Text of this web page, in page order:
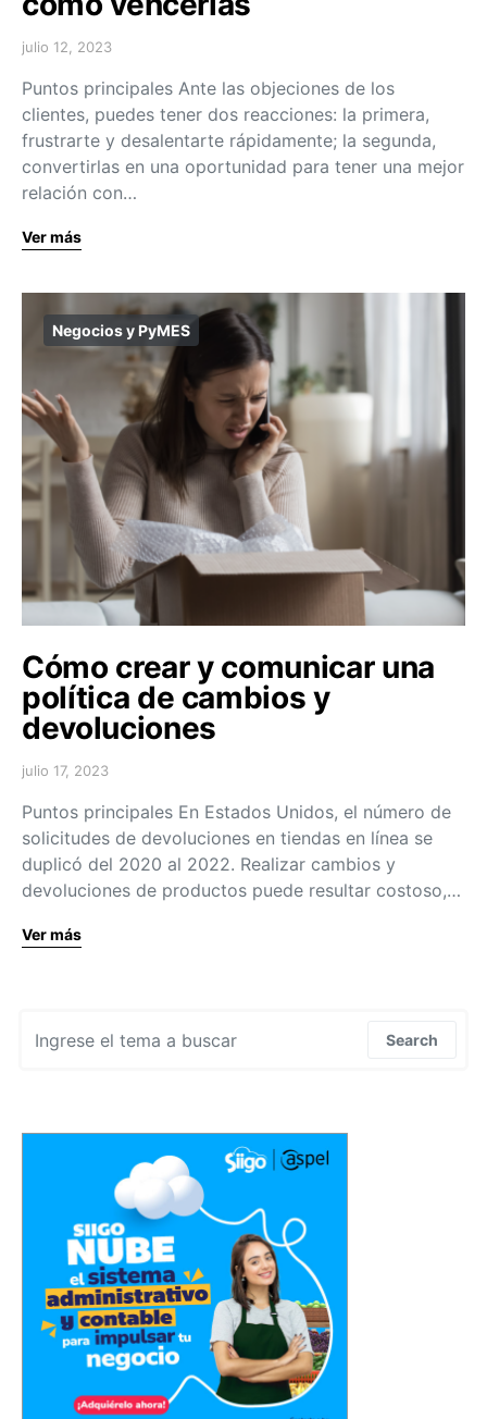
julio 12, 2023
Puntos principales Ante las objeciones de los
clientes, puedes tener dos reacciones: la primera,
frustrarte y desalentarte rápidamente; la segunda,
convertirlas en una oportunidad para tener una mejor
relación con…
Ver más
Negocios y PyMES
Cómo crear y comunicar una
política de cambios y
devoluciones
julio 17, 2023
Puntos principales En Estados Unidos, el número de
solicitudes de devoluciones en tiendas en línea se
duplicó del 2020 al 2022. Realizar cambios y
devoluciones de productos puede resultar costoso,…
Ver más
Search